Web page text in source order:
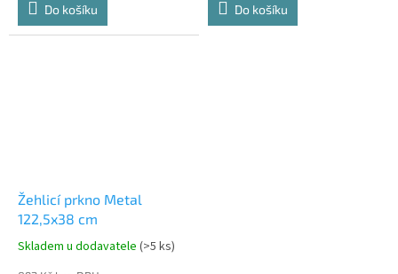
Do košíku
Do košíku
Žehlicí prkno Metal
122,5x38 cm
Skladem u dodavatele (>5 ks)